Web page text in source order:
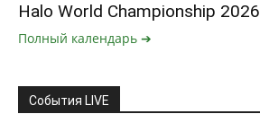
Halo World Championship 2026
Полный календарь ➔
События LIVE